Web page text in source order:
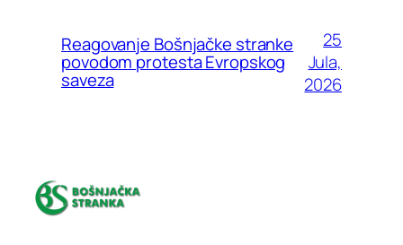
Reagovanje Bošnjačke stranke
povodom protesta Evropskog
saveza
25
Jula,
2026